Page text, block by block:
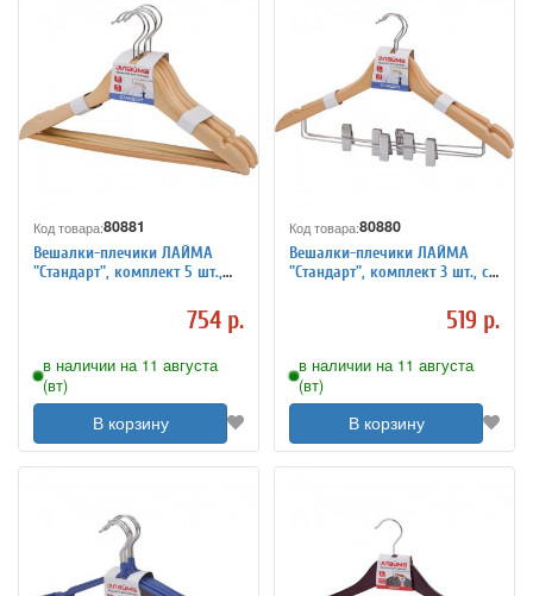
Код товара:80881
Вешалки-плечики ЛАЙМА
"Стандарт", комплект 5 шт.,
754 р.
в наличии на 11 августа
(вт)
В корзину
Код товара:80880
Вешалки-плечики ЛАЙМА
"Стандарт", комплект 3 шт., с
44,5 см, цвет натуральный519 р.
в наличии на 11 августа
(вт)
В корзину